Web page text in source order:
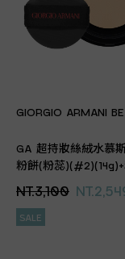
GIORGIO ARMANI
GA 超持妝絲絨水慕
粉餅(粉蕊)(#2)(14g)+
NT.3,100
SALE